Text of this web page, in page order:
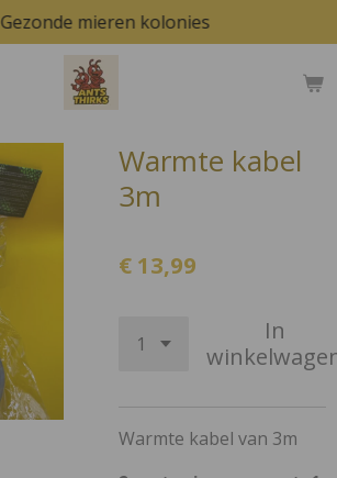
Gezonde mieren kolonies
Warmte kabel
3m
€ 13,99
In
Warmte kabel van 3m